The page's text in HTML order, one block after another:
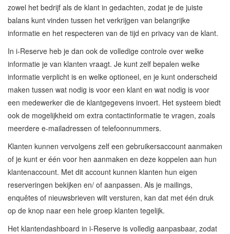
zowel het bedrijf als de klant in gedachten, zodat je de juiste
balans kunt vinden tussen het verkrijgen van belangrijke
informatie en het respecteren van de tijd en privacy van de klant.
In i-Reserve heb je dan ook de volledige controle over welke
informatie je van klanten vraagt. Je kunt zelf bepalen welke
informatie verplicht is en welke optioneel, en je kunt onderscheid
maken tussen wat nodig is voor een klant en wat nodig is voor
een medewerker die de klantgegevens invoert. Het systeem biedt
ook de mogelijkheid om extra contactinformatie te vragen, zoals
meerdere e-mailadressen of telefoonnummers.
Klanten kunnen vervolgens zelf een gebruikersaccount aanmaken
of je kunt er één voor hen aanmaken en deze koppelen aan hun
klantenaccount. Met dit account kunnen klanten hun eigen
reserveringen bekijken en/ of aanpassen. Als je mailings,
enquêtes of nieuwsbrieven wilt versturen, kan dat met één druk
op de knop naar een hele groep klanten tegelijk.
Het klantendashboard in i-Reserve is volledig aanpasbaar, zodat